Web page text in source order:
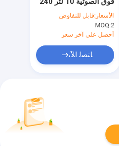
واط مع حجم الخزان
300x240x150mm
الأسعار:قابل للتفاوض
MOQ:2
أحصل على آخر سعر
ﺎﺘﺼﻟ ﺍﻶﻧ